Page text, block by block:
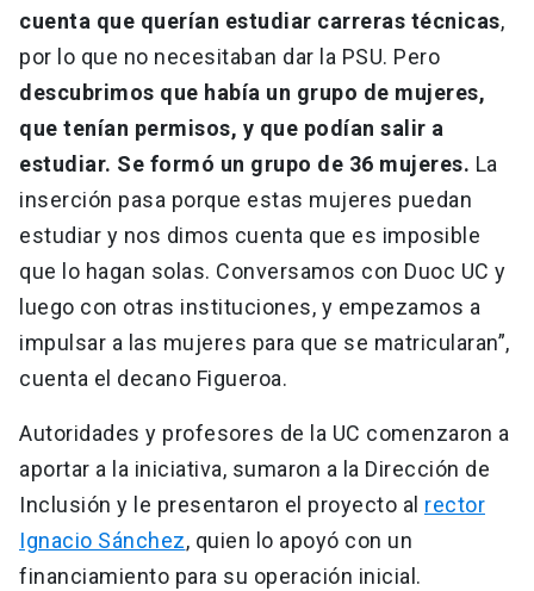
cuenta que querían estudiar carreras técnicas,
por lo que no necesitaban dar la PSU. Pero
descubrimos que había un grupo de mujeres,
que tenían permisos, y que podían salir a
estudiar. Se formó un grupo de 36 mujeres. La
inserción pasa porque estas mujeres puedan
estudiar y nos dimos cuenta que es imposible
que lo hagan solas. Conversamos con Duoc UC y
luego con otras instituciones, y empezamos a
impulsar a las mujeres para que se matricularan”,
cuenta el decano Figueroa.
Autoridades y profesores de la UC comenzaron a
aportar a la iniciativa, sumaron a la Dirección de
Inclusión y le presentaron el proyecto al rector
Ignacio Sánchez, quien lo apoyó con un
financiamiento para su operación inicial.